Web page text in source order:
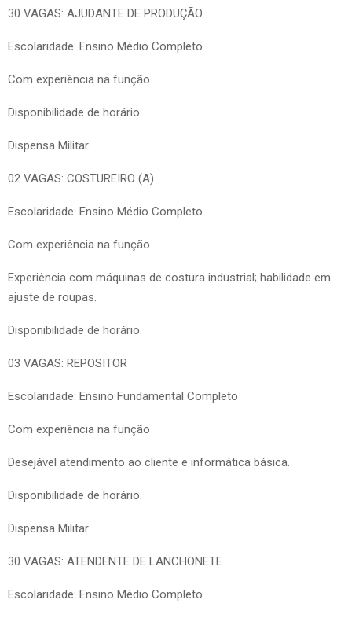
30 VAGAS: AJUDANTE DE PRODUÇÃO
Escolaridade: Ensino Médio Completo
Com experiência na função
Disponibilidade de horário.
Dispensa Militar.
02 VAGAS: COSTUREIRO (A)
Escolaridade: Ensino Médio Completo
Com experiência na função
Experiência com máquinas de costura industrial; habilidade em
ajuste de roupas.
Disponibilidade de horário.
03 VAGAS: REPOSITOR
Escolaridade: Ensino Fundamental Completo
Com experiência na função
Desejável atendimento ao cliente e informática básica.
Disponibilidade de horário.
Dispensa Militar.
30 VAGAS: ATENDENTE DE LANCHONETE
Escolaridade: Ensino Médio Completo